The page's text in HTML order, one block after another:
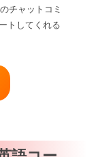
チャットコミ
トしてくれる